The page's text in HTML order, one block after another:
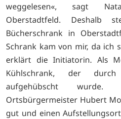
weggelesen«, sagt
Oberstadtfeld. Deshalb
Bücherschrank in
Schrank kam von mir, da ich
erklärt die Initiatorin. Als
Kühlschrank, der
aufgehübscht wurde.
Ortsbürgermeister Hubert
gut und einen